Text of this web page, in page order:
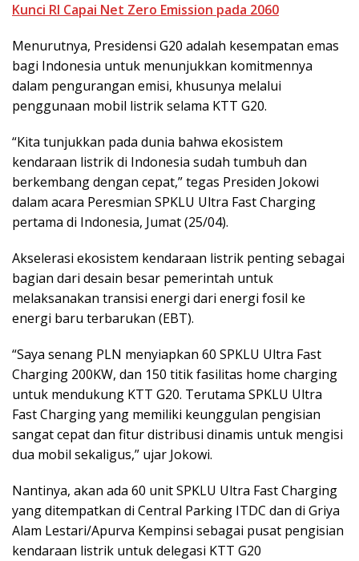
Kunci RI Capai Net Zero Emission pada 2060
Menurutnya, Presidensi G20 adalah kesempatan emas
bagi Indonesia untuk menunjukkan komitmennya
dalam pengurangan emisi, khusunya melalui
penggunaan mobil listrik selama KTT G20.
“Kita tunjukkan pada dunia bahwa ekosistem
kendaraan listrik di Indonesia sudah tumbuh dan
berkembang dengan cepat,” tegas Presiden Jokowi
dalam acara Peresmian SPKLU Ultra Fast Charging
pertama di Indonesia, Jumat (25/04).
Akselerasi ekosistem kendaraan listrik penting sebagai
bagian dari desain besar pemerintah untuk
melaksanakan transisi energi dari energi fosil ke
energi baru terbarukan (EBT).
“Saya senang PLN menyiapkan 60 SPKLU Ultra Fast
Charging 200KW, dan 150 titik fasilitas home charging
untuk mendukung KTT G20. Terutama SPKLU Ultra
Fast Charging yang memiliki keunggulan pengisian
sangat cepat dan fitur distribusi dinamis untuk mengisi
dua mobil sekaligus,” ujar Jokowi.
Nantinya, akan ada 60 unit SPKLU Ultra Fast Charging
yang ditempatkan di Central Parking ITDC dan di Griya
Alam Lestari/Apurva Kempinsi sebagai pusat pengisian
kendaraan listrik untuk delegasi KTT G20